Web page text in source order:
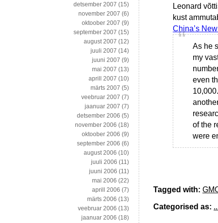
Leonard
kust
China’s
As he
my
even
of the
were
Tagged with:
Categorised as:
detsember 2007 (15)
november 2007 (6)
oktoober 2007 (9)
september 2007 (15)
august 2007 (12)
juuli 2007 (14)
juuni 2007 (9)
mai 2007 (13)
aprill 2007 (10)
märts 2007 (5)
veebruar 2007 (7)
jaanuar 2007 (7)
detsember 2006 (5)
november 2006 (18)
oktoober 2006 (9)
september 2006 (6)
august 2006 (10)
juuli 2006 (11)
juuni 2006 (11)
mai 2006 (22)
aprill 2006 (7)
märts 2006 (13)
veebruar 2006 (13)
jaanuar 2006 (18)